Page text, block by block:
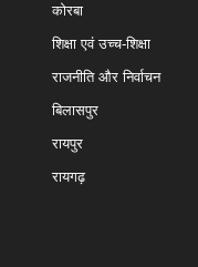
कोरबा
शिक्षा एवं उच्च-शिक्षा
राजनीति और निर्वाचन
बिलासपुर
रायपुर
रायगढ़